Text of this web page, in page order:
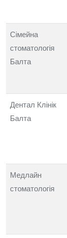
Сімейна
стоматологія
Балта
Дентал Клінік
Балта
Медлайн
стоматологія